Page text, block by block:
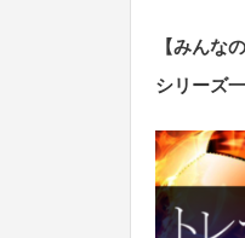
【みんな
シリーズ